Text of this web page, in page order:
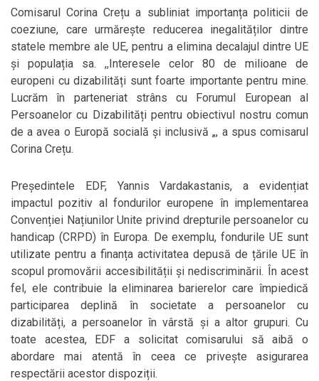
Comisarul Corina Crețu a subliniat importanța politicii de
coeziune, care urmărește reducerea inegalităților dintre
statele membre ale UE, pentru a elimina decalajul dintre UE
și populația sa. ,,Interesele celor 80 de milioane de
europeni cu dizabilități sunt foarte importante pentru mine.
Lucrăm în parteneriat strâns cu Forumul European al
Persoanelor cu Dizabilități pentru obiectivul nostru comun
de a avea o Europă socială și inclusivă „, a spus comisarul
Corina Crețu.
Președintele EDF, Yannis Vardakastanis, a evidențiat
impactul pozitiv al fondurilor europene în implementarea
Convenției Națiunilor Unite privind drepturile persoanelor cu
handicap (CRPD) în Europa. De exemplu, fondurile UE sunt
utilizate pentru a finanța activitatea depusă de țările UE în
scopul promovării accesibilității și nediscriminării. În acest
fel, ele contribuie la eliminarea barierelor care împiedică
participarea deplină în societate a persoanelor cu
dizabilități, a persoanelor în vârstă și a altor grupuri. Cu
toate acestea, EDF a solicitat comisarului să aibă o
abordare mai atentă în ceea ce privește asigurarea
respectării acestor dispoziții.